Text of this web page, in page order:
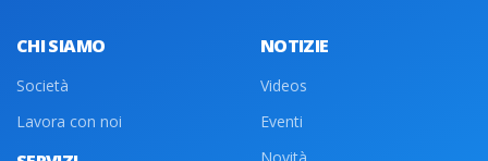
CHI SIAMO
Società
Lavora con noi
NOTIZIE
Videos
Eventi